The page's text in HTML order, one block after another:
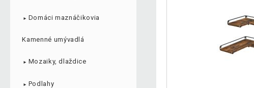
► Domáci maznáčikovia
Kamenné umývadlá
► Mozaiky, dlaždice
► Podlahy